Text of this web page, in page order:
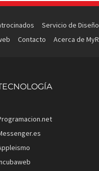
Servicio de Diseño
Contacto Acerca de MyR